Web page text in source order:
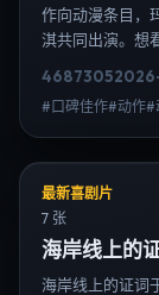
作向动漫条目，
淇共同出演。想
延伸检索日韩电
4687305
#口碑佳作#动作#
最新喜剧片
7 张
海岸线上的
海岸线上的证词